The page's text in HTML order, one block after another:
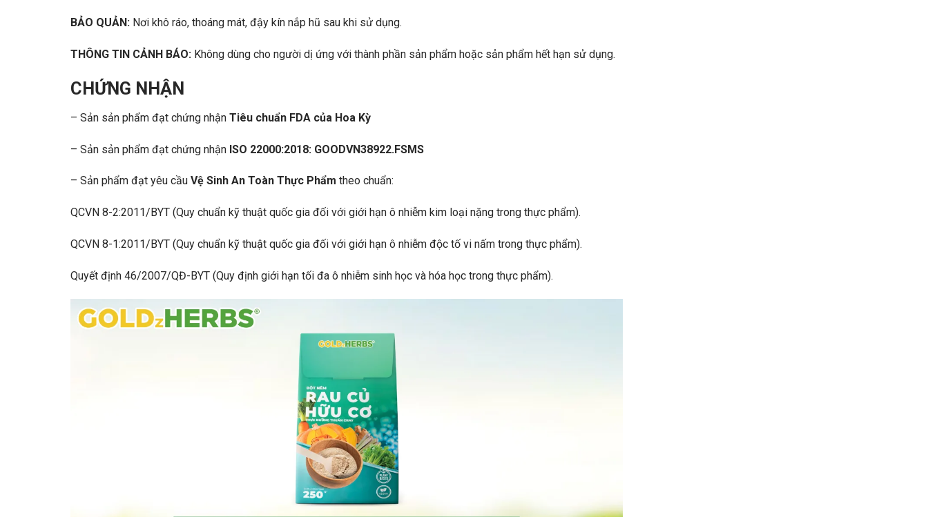
BẢO QUẢN: Nơi khô ráo, thoáng mát, đậy kín nắp hũ sau khi sử dụng.
THÔNG TIN CẢNH BÁO: Không dùng cho người dị ứng với thành phần sản phẩm hoặc sản phẩm hết hạn sử dụng.
CHỨNG NHẬN
– Sản sản phẩm đạt chứng nhận Tiêu chuẩn FDA của Hoa Kỳ
– Sản sản phẩm đạt chứng nhận ISO 22000:2018: GOODVN38922.FSMS
– Sản phẩm đạt yêu cầu Vệ Sinh An Toàn Thực Phẩm theo chuẩn:
QCVN 8-2:2011/BYT (Quy chuẩn kỹ thuật quốc gia đối với giới hạn ô nhiễm kim loại nặng trong thực phẩm).
QCVN 8-1:2011/BYT (Quy chuẩn kỹ thuật quốc gia đối với giới hạn ô nhiễm độc tố vi nấm trong thực phẩm).
Quyết định 46/2007/QĐ-BYT (Quy định giới hạn tối đa ô nhiễm sinh học và hóa học trong thực phẩm).